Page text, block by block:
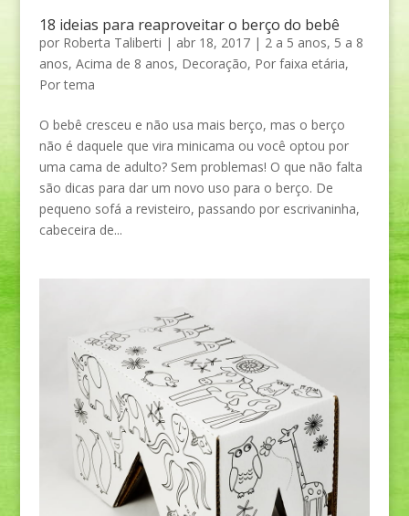
18 ideias para reaproveitar o berço do bebê
por Roberta Taliberti | abr 18, 2017| 2 a 5 anos, 5 a 8
anos, Acima de 8 anos, Decoração, Por faixa etária,
Por tema
O bebê cresceu e não usa mais berço, mas o berço
não é daquele que vira minicama ou você optou por
uma cama de adulto? Sem problemas! O que não falta
são dicas para dar um novo uso para o berço. De
pequeno sofá a revisteiro, passando por escrivaninha,
cabeceira de...